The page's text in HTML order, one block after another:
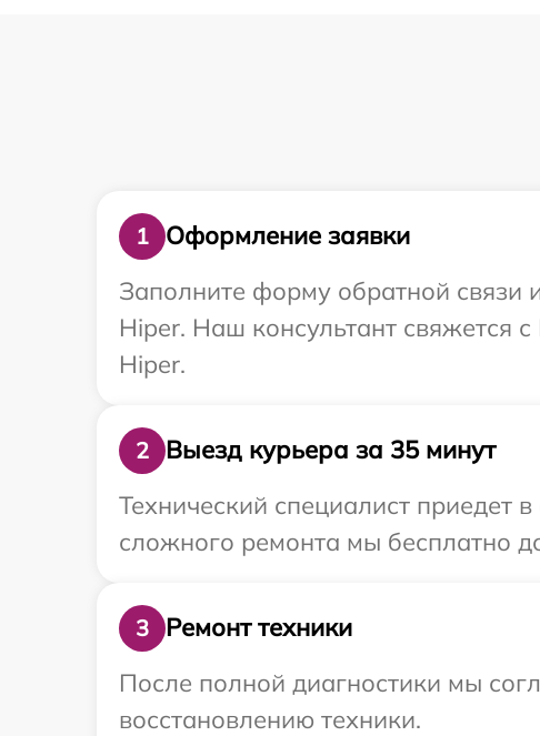
1
Оформление заявки
Заполните форму обратной связи
Hiper. Наш консультант свяжется
Hiper.
2
Выезд курьера за 35 минут
Технический специалист приедет
сложного ремонта мы бесплатно
3
Ремонт техники
После полной диагностики мы
восстановлению техники.